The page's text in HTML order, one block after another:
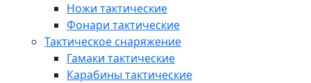
Ножи тактические
Фонари тактические
Тактическое снаряжение
Гамаки тактические
Карабины тактические